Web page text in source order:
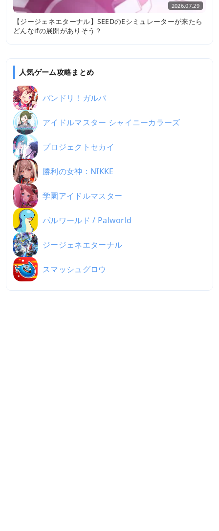
2026.07.29
【ジージェネエターナル】SEEDのEシミュレーターが来たら
どんなifの展開がありそう？
人気ゲーム攻略まとめ
バンドリ！ガルパ
アイドルマスター シャイニーカラーズ
プロジェクトセカイ
勝利の女神：NIKKE
学園アイドルマスター
パルワールド / Palworld
ジージェネエターナル
スマッシュグロウ